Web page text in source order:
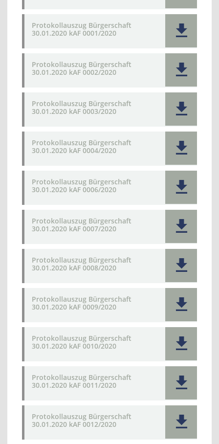
Protokollauszug Bürgerschaft
30.01.2020 kAF 0001/2020
Protokollauszug Bürgerschaft
30.01.2020 kAF 0002/2020
Protokollauszug Bürgerschaft
30.01.2020 kAF 0003/2020
Protokollauszug Bürgerschaft
30.01.2020 kAF 0004/2020
Protokollauszug Bürgerschaft
30.01.2020 kAF 0006/2020
Protokollauszug Bürgerschaft
30.01.2020 kAF 0007/2020
Protokollauszug Bürgerschaft
30.01.2020 kAF 0008/2020
Protokollauszug Bürgerschaft
30.01.2020 kAF 0009/2020
Protokollauszug Bürgerschaft
30.01.2020 kAF 0010/2020
Protokollauszug Bürgerschaft
30.01.2020 kAF 0011/2020
Protokollauszug Bürgerschaft
30.01.2020 kAF 0012/2020